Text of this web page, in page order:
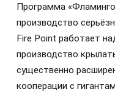
Программа
производство
Fire Point работает
производство
существенно
кооперации с